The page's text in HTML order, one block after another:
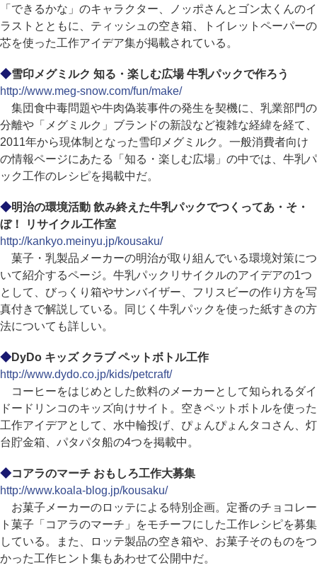
「できるかな」のキャラクター、ノッポさんとゴン太くんのイ
ラストとともに、ティッシュの空き箱、トイレットペーパーの
芯を使った工作アイデア集が掲載されている。
◆雪印メグミルク 知る・楽しむ広場 牛乳パックで作ろう
http://www.meg-snow.com/fun/make/
集団食中毒問題や牛肉偽装事件の発生を契機に、乳業部門の
分離や「メグミルク」ブランドの新設など複雑な経緯を経て、
2011年から現体制となった雪印メグミルク。一般消費者向け
の情報ページにあたる「知る・楽しむ広場」の中では、牛乳パ
ック工作のレシピを掲載中だ。
◆明治の環境活動 飲み終えた牛乳パックでつくってあ・そ・
ぼ！ リサイクル工作室
http://kankyo.meinyu.jp/kousaku/
菓子・乳製品メーカーの明治が取り組んでいる環境対策につ
いて紹介するページ。牛乳パックリサイクルのアイデアの1つ
として、びっくり箱やサンバイザー、フリスビーの作り方を写
真付きで解説している。同じく牛乳パックを使った紙すきの方
法についても詳しい。
◆DyDo キッズ クラブ ペットボトル工作
http://www.dydo.co.jp/kids/petcraft/
コーヒーをはじめとした飲料のメーカーとして知られるダイ
ドードリンコのキッズ向けサイト。空きペットボトルを使った
工作アイデアとして、水中輪投げ、ぴょんぴょんタコさん、灯
台貯金箱、パタパタ船の4つを掲載中。
◆コアラのマーチ おもしろ工作大募集
http://www.koala-blog.jp/kousaku/
お菓子メーカーのロッテによる特別企画。定番のチョコレー
ト菓子「コアラのマーチ」をモチーフにした工作レシピを募集
している。また、ロッテ製品の空き箱や、お菓子そのものをつ
かった工作ヒント集もあわせて公開中だ。